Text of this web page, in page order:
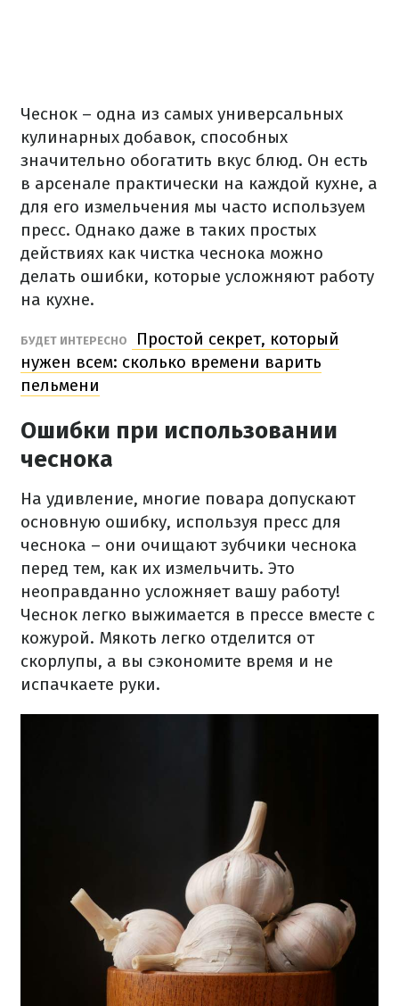
Чеснок – одна из самых универсальных
кулинарных добавок, способных
значительно обогатить вкус блюд. Он есть
в арсенале практически на каждой кухне, а
для его измельчения мы часто используем
пресс. Однако даже в таких простых
действиях как чистка чеснока можно
делать ошибки, которые усложняют работу
на кухне.
БУДЕТ ИНТЕРЕСНО
Простой секрет, который
нужен всем: сколько времени варить
пельмени
Ошибки при использовании
чеснока
На удивление, многие повара допускают
основную ошибку, используя пресс для
чеснока – они очищают зубчики чеснока
перед тем, как их измельчить. Это
неоправданно усложняет вашу работу!
Чеснок легко выжимается в прессе вместе с
кожурой. Мякоть легко отделится от
скорлупы, а вы сэкономите время и не
испачкаете руки.